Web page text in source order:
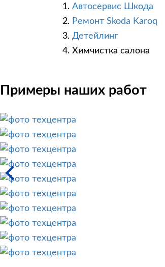
Автосервис Шкода
Ремонт Skoda Karoq
Детейлинг
Химчистка салона
Примеры наших работ